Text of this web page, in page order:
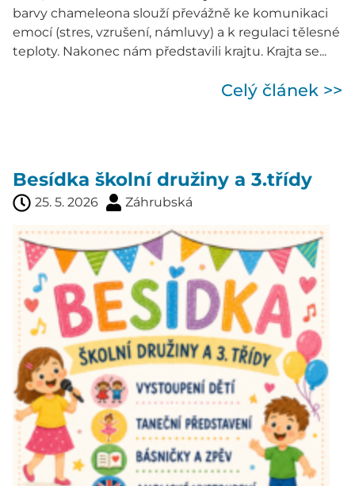
barvy chameleona slouží převážně ke komunikaci
emocí (stres, vzrušení, námluvy) a k regulaci tělesné
teploty. Nakonec nám představili krajtu. Krajta se...
Celý článek >>
Besídka školní družiny a 3.třídy
25. 5. 2026 Záhrubská